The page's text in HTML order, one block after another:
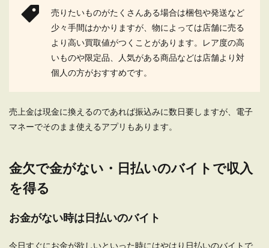
ら...
生活費を上手に管理！財布を分ける方
法で節約・貯金をしよう
が足りなくなってしまうことに頭を悩ませている
人もいるので...
一人暮らしは貯金なしでもスタートで
貯金なしの一人暮らしは可能なのでしょうか。 こ
売りたいものがたくさんある場合は梱包や発送など
少々手間はかかりますが、物によっては店舗に売る
より高い買取値がつくことがあります。レア度の高
いものや限定品、人気がある商品などは店舗より対
個人の方がおすすめです。
売上金は現金に換えるのであれば振込みに数日要しますが、電子
マネーでそのまま使えるアプリもあります。
金欠で金がない・日払いのバイトで収入
を得る
お金がない時は日払いのバイト
今日すぐにお金が欲しいといった時にはやはり日払いのバイトで